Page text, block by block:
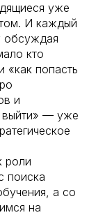
уже
И каждый
обсуждая
кто
«как попасть
и
выйти» — уже
роли
поиска
а со
на